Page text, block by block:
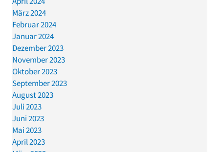
März 2024
Februar 2024
Januar 2024
Dezember 2023
November 2023
Oktober 2023
September 2023
August 2023
Juli 2023
Juni 2023
Mai 2023
April 2023